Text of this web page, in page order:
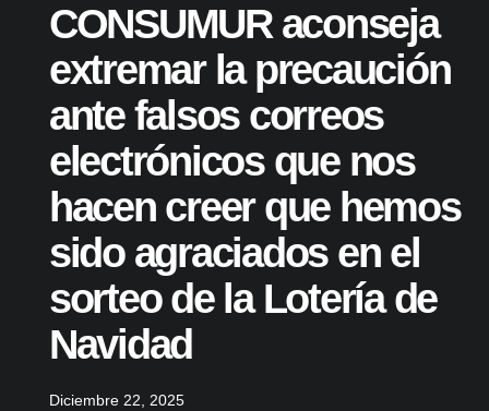
CONSUMUR aconseja
extremar la precaución
ante falsos correos
electrónicos que nos
hacen creer que hemos
sido agraciados en el
sorteo de la Lotería de
Navidad
Diciembre 22, 2025